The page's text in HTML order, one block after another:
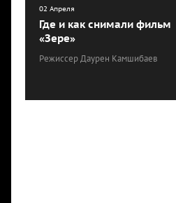
02 Апреля
Где и как снимали фильм
«Зере»
Режиссер Даурен Камшибаев